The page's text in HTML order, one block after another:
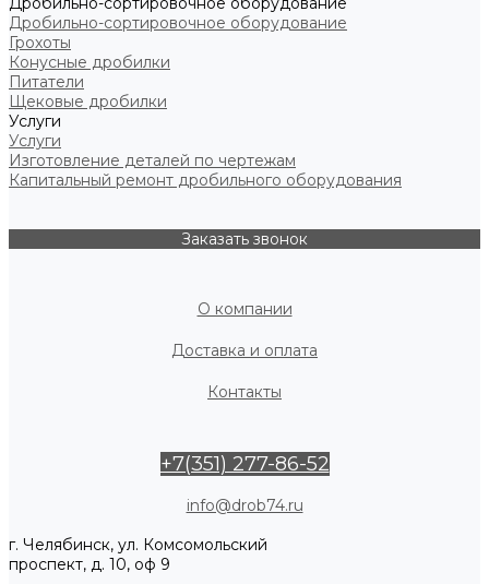
Дробильно-сортировочное оборудование
Грохоты
Конусные дробилки
Питатели
Щековые дробилки
Услуги
Услуги
Изготовление деталей по чертежам
Капитальный ремонт дробильного оборудования
Заказать звонок
О компании
Доставка и оплата
Контакты
+7(351) 277-86-52
info@drob74.ru
г. Челябинск, ул. Комсомольский
проспект, д. 10, оф 9